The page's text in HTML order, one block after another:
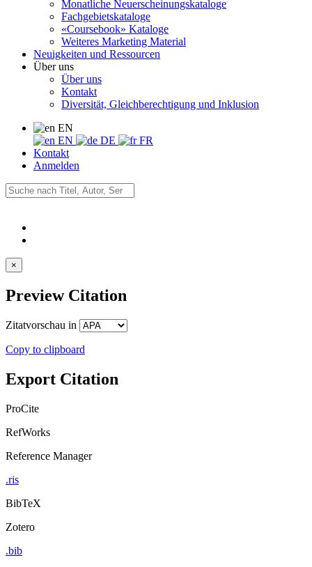
Monatliche Neuerscheinungskataloge
Fachgebietskataloge
«Coursebook» Kataloge
Weiteres Marketing Material
Neuigkeiten und Ressourcen
Über uns
Über uns
Kontakt
Diversität, Gleichberechtigung und Inklusion
EN
EN
DE
FR
Kontakt
Anmelden
×
Preview Citation
Zitatvorschau in
Copy to clipboard
Export Citation
ProCite
RefWorks
Reference Manager
.ris
BibTeX
Zotero
.bib